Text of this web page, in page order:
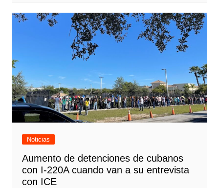
Noticias
Aumento de detenciones de cubanos
con I-220A cuando van a su entrevista
con ICE